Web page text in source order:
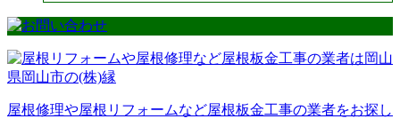
屋根修理や屋根リフォームなど屋根板金工事の業者をお探し